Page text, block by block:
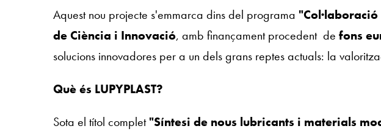
Aquest nou projecte s'emmarca dins del programa
de Ciència i Innovació, amb finançament procedent de fons
solucions innovadores per a un dels grans reptes actuals: la
Què és LUPYPLAST?
Sota el títol complet"Síntesi de nous lubricants i materials